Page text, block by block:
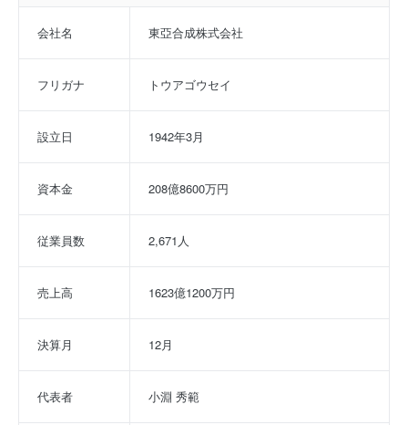
会社名 東亞合成株式会社
フリガナ トウアゴウセイ
設立日 1942年3月
資本金 208億8600万円
従業員数 2,671人
売上高 1623億1200万円
決算月 12月
代表者 小淵 秀範